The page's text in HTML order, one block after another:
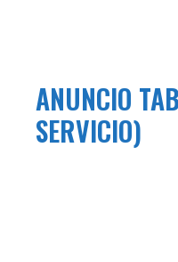
ANUNCIO
SERVICIO)